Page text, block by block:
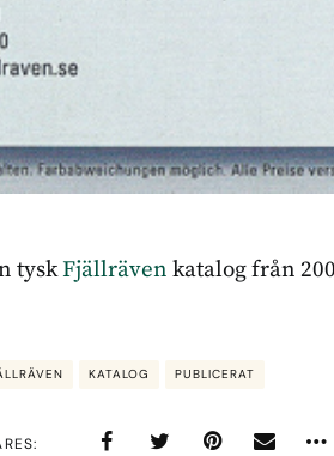
tyskFjällräven katalog från
KATALOG PUBLICERAT